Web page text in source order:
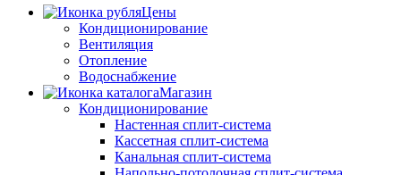
Цены
Кондиционирование
Вентиляция
Отопление
Водоснабжение
Магазин
Кондиционирование
Настенная сплит-система
Кассетная сплит-система
Канальная сплит-система